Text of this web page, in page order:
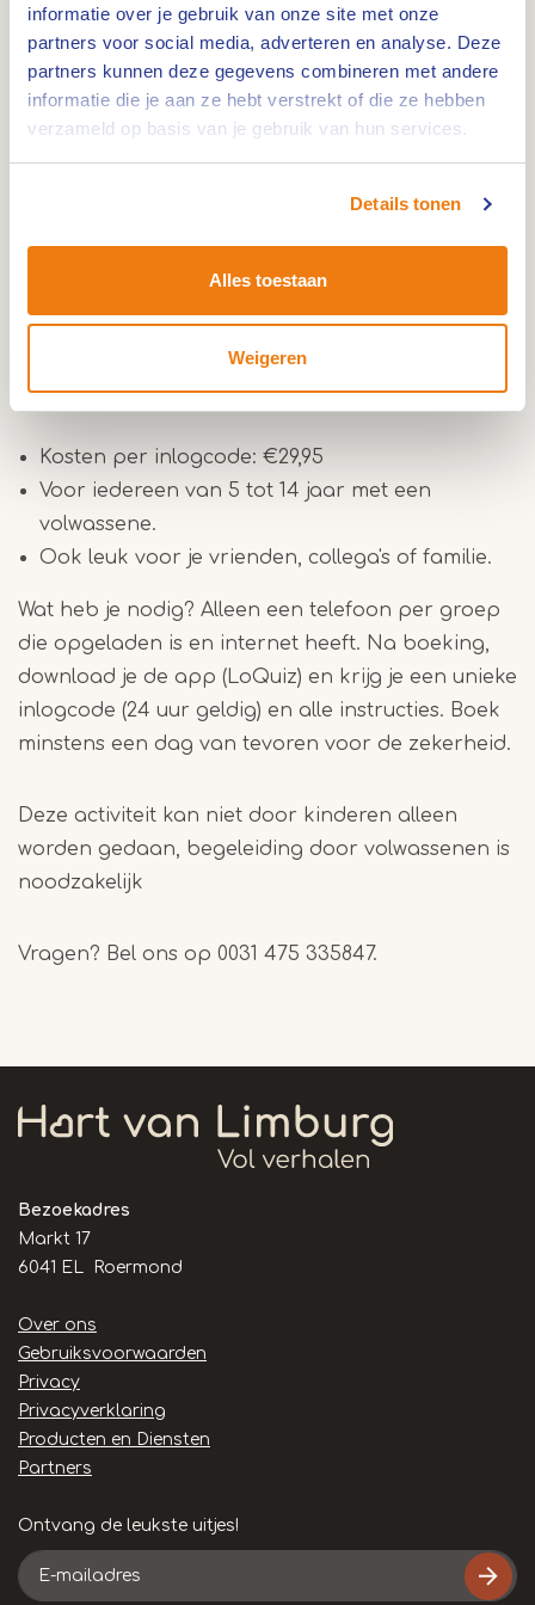
informatie over je gebruik van onze site met onze
partners voor social media, adverteren en analyse. Deze
partners kunnen deze gegevens combineren met andere
informatie die je aan ze hebt verstrekt of die ze hebben
verzameld op basis van je gebruik van hun services.
Details tonen
Alles toestaan
Weigeren
Op zoek naar een leuk uitje met je gezin of
vrienden? Check deze leuke city-game!
Geschiedenis was nog nooit zo leuk! Challenges
doe je met je mobiel én er is zelfs tijd om
Heb jij een kinderwagen of rolstoel bij je? Geen
enkel probleem, de route is toegankelijk voor
iedereen. Geen stress, geen tijdslimiet, dus volop
tijd voor een ijsje en relaxen.
Kosten per inlogcode: €29,95
Voor iedereen van 5 tot 14 jaar met een
volwassene.
Ook leuk voor je vrienden, collega's of familie.
Wat heb je nodig? Alleen een telefoon per groep
die opgeladen is en internet heeft. Na boeking,
download je de app (LoQuiz) en krijg je een unieke
inlogcode (24 uur geldig) en alle instructies. Boek
minstens een dag van tevoren voor de zekerheid.
Deze activiteit kan niet door kinderen alleen
worden gedaan, begeleiding door volwassenen is
noodzakelijk
Vragen? Bel ons op 0031 475 335847.
Bezoekadres
Markt 17
6041 EL Roermond
Handige
links
Over ons
Gebruiksvoorwaarden
Privacy
Privacyverklaring
Producten en Diensten
Partners
Ontvang de leukste uitjes!
E-
mailadres